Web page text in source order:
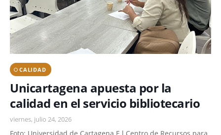
CALIDAD
Unicartagena apuesta por la
calidad en el servicio bibliotecario
viernes, julio 24, 2026